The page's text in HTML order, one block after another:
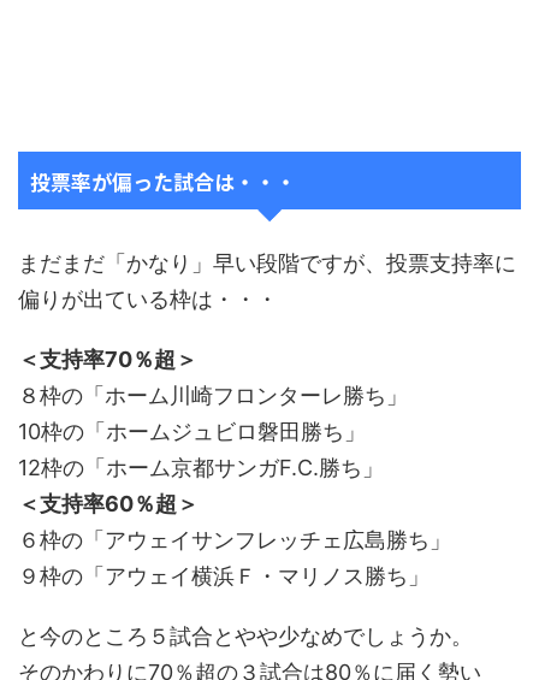
投票率が偏った試合は・・・
まだまだ「かなり」早い段階ですが、投票支持率に
偏りが出ている枠は・・・
＜支持率70％超＞
８枠の「ホーム川崎フロンターレ勝ち」
10枠の「ホームジュビロ磐田勝ち」
12枠の「ホーム京都サンガF.C.勝ち」
＜支持率60％超＞
６枠の「アウェイサンフレッチェ広島勝ち」
９枠の「アウェイ横浜Ｆ・マリノス勝ち」
と今のところ５試合とやや少なめでしょうか。
そのかわりに70％超の３試合は80％に届く勢い